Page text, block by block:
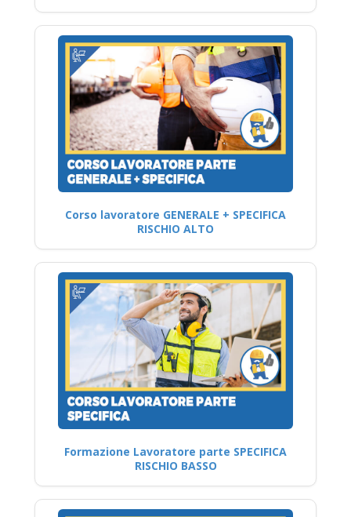
Corso lavoratore GENERALE + SPECIFICA
RISCHIO ALTO
Formazione Lavoratore parte SPECIFICA
RISCHIO BASSO